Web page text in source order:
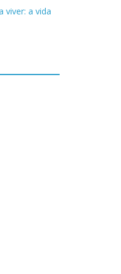
viver: a vida